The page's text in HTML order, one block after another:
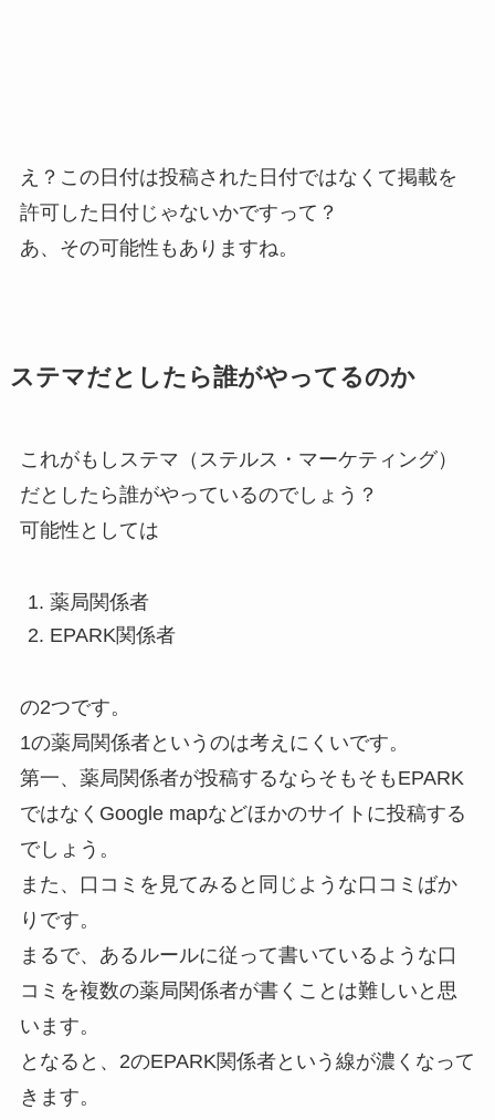
え？この日付は投稿された日付ではなくて掲載を
許可した日付じゃないかですって？
あ、その可能性もありますね。
ステマだとしたら誰がやってるのか
これがもしステマ（ステルス・マーケティング）
だとしたら誰がやっているのでしょう？
可能性としては
薬局関係者
EPARK関係者
の2つです。
1の薬局関係者というのは考えにくいです。
第一、薬局関係者が投稿するならそもそもEPARK
ではなくGoogle mapなどほかのサイトに投稿する
でしょう。
また、口コミを見てみると同じような口コミばか
りです。
まるで、あるルールに従って書いているような口
コミを複数の薬局関係者が書くことは難しいと思
います。
となると、2のEPARK関係者という線が濃くなって
きます。